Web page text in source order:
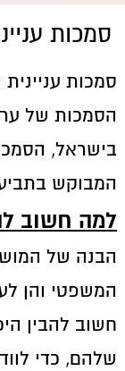
סמכות
סמכות
הסמכות של
בישראל,
המבוקש
למה חשוב
הבנה של
המשפטי והן
חשוב להבין
שלהם, כדי